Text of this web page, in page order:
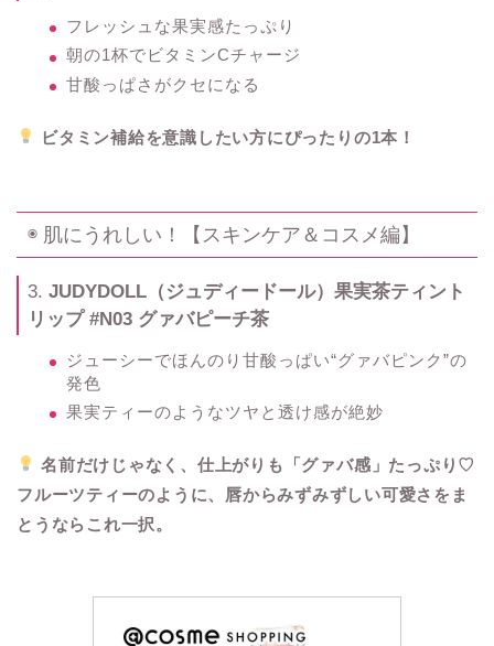
フレッシュな果実感たっぷり
朝の1杯でビタミンCチャージ
甘酸っぱさがクセになる
ビタミン補給を意識したい方にぴったりの1本！
◉ 肌にうれしい！【スキンケア＆コスメ編】
3. JUDYDOLL（ジュディードール）果実茶ティント
リップ #N03 グァバピーチ茶
ジューシーでほんのり甘酸っぱい“グァバピンク”の
発色
果実ティーのようなツヤと透け感が絶妙
名前だけじゃなく、仕上がりも「グァバ感」たっぷり♡
フルーツティーのように、唇からみずみずしい可愛さをま
とうならこれ一択。